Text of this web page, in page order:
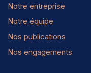
Notre entreprise
Notre équipe
Nos publications
Nos engagements